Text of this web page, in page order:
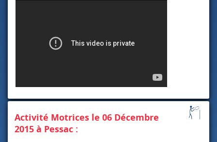
Activité Motrices le 06 Décembre
2015 à Pessac :